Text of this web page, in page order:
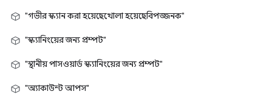
"গভীর স্ক্যান করা হয়েছেখোলা হয়েছেবিপজ্জনক"
"স্ক্যানিংয়ের জন্য প্রম্পট"
"স্থানীয় পাসওয়ার্ড স্ক্যানিংয়ের জন্য প্রম্পট"
"অ্যাকাউন্ট আপস"